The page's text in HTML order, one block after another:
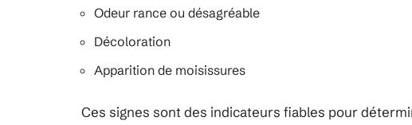
Odeur rance ou désagréable
Décoloration
Apparition de moisissures
Ces signes sont des indicateurs fiables pour